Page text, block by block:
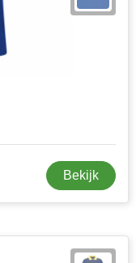
Bekijk